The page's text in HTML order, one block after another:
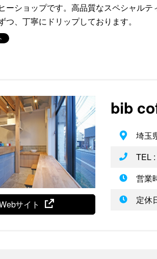
ーショップです。高品質なスペシャルテ
つ、丁寧にドリップしております。
サイト
bib
埼玉
TEL
営業
定休